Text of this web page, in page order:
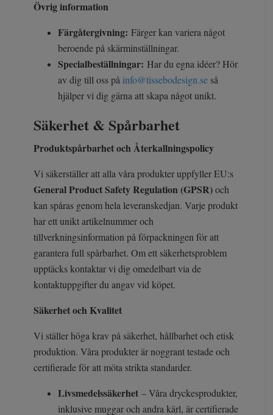
Övrig information
Färgåtergivning: Färger kan variera något
beroende på skärminställningar.
Specialbeställningar: Har du egna idéer? Hör
av dig till oss på info@tissebodesign.se så
hjälper vi dig gärna att skapa något unikt.
Säkerhet & Spårbarhet
Produktspårbarhet och Återkallningspolicy
Vi säkerställer att alla våra produkter uppfyller EU:s
General Product Safety Regulation (GPSR)och
kan spåras genom hela leveranskedjan. Varje produkt
har ett unikt artikelnummer och
tillverkningsinformation på förpackningen för att
garantera full spårbarhet. Om ett säkerhetsproblem
upptäcks kontaktar vi dig omedelbart via de
kontaktuppgifter du angav vid köpet.
Säkerhet och Kvalitet
Vi ställer höga krav på säkerhet, hållbarhet och etisk
produktion. Våra produkter är noggrant testade och
certifierade för att möta strikta standarder.
Livsmedelssäkerhet – Våra dryckesprodukter,
inklusive muggar och andra kärl, är certifierade